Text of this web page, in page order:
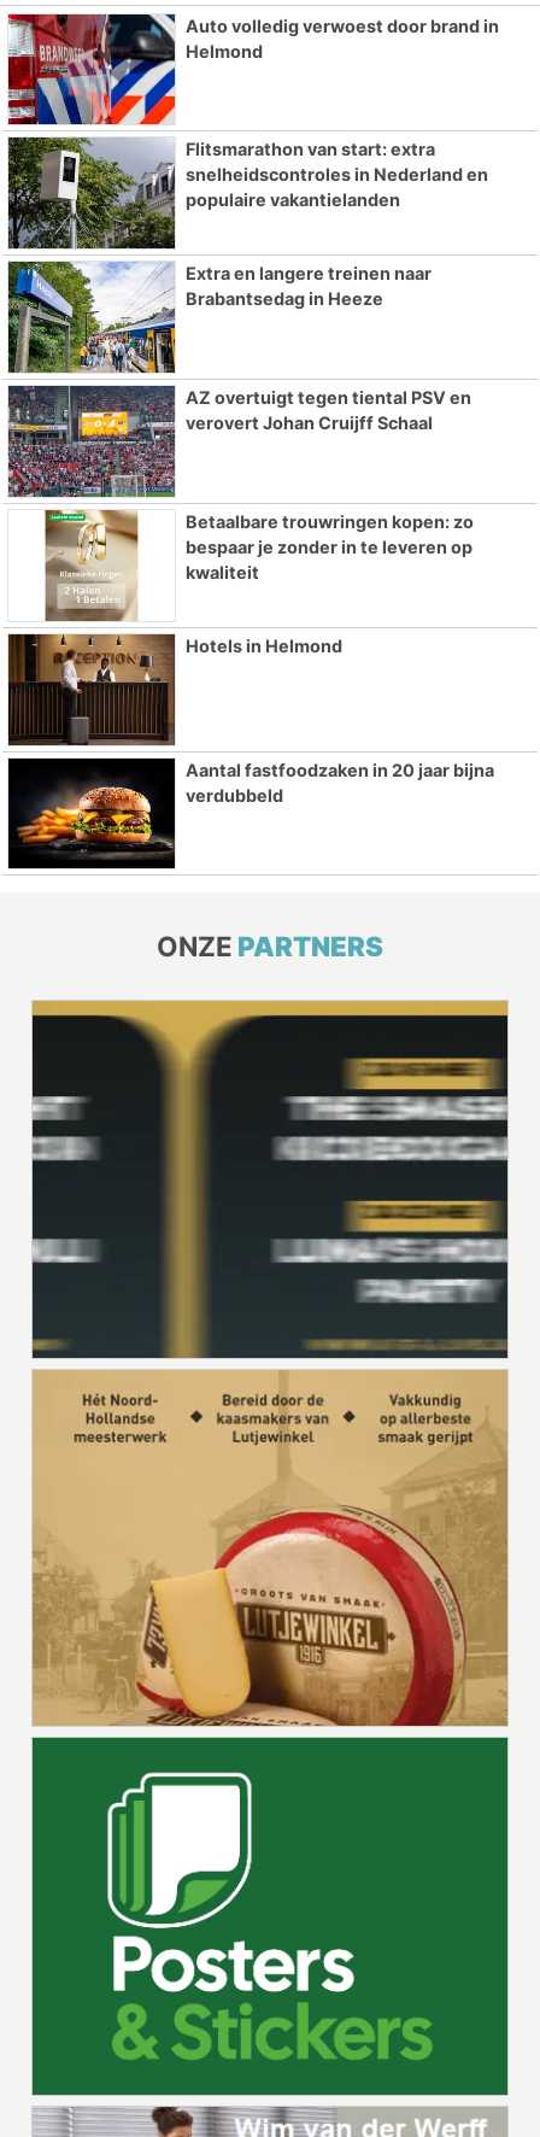
Auto volledig verwoest door brand in
Helmond
Flitsmarathon van start: extra
snelheidscontroles in Nederland en
populaire vakantielanden
Extra en langere treinen naar
Brabantsedag in Heeze
AZ overtuigt tegen tiental PSV en
verovert Johan Cruijff Schaal
Betaalbare trouwringen kopen: zo
bespaar je zonder in te leveren op
kwaliteit
Hotels in Helmond
Aantal fastfoodzaken in 20 jaar bijna
verdubbeld
ONZE PARTNERS